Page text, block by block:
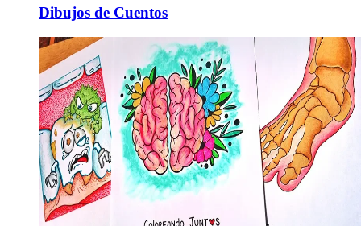
Dibujos de Cuentos